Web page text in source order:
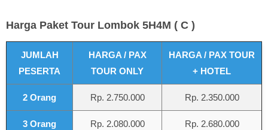
Harga Paket Tour Lombok 5H4M ( C )
JUMLAH
PESERTA
HARGA / PAX
TOUR ONLY
HARGA / PAX TOUR
+ HOTEL
2 Orang Rp. 2.750.000 Rp. 2.350.000
3 Orang Rp. 2.080.000 Rp. 2.680.000